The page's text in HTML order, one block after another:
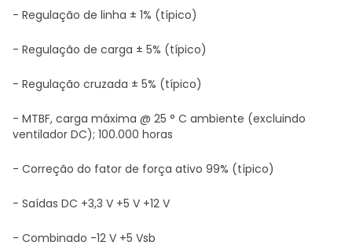
- Regulação de linha ± 1% (típico)
- Regulação de carga ± 5% (típico)
- Regulação cruzada ± 5% (típico)
- MTBF, carga máxima @ 25 ° C ambiente (excluindo
ventilador DC); 100.000 horas
- Correção do fator de força ativo 99% (típico)
- Saídas DC +3,3 V +5 V +12 V
- Combinado -12 V +5 Vsb